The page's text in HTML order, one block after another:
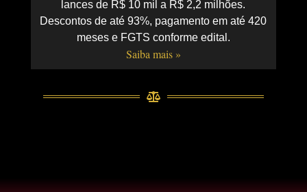
lances de R$ 10 mil a R$ 2,2 milhões.
Descontos de até 93%, pagamento em até 420
meses e FGTS conforme edital.
Saiba mais »